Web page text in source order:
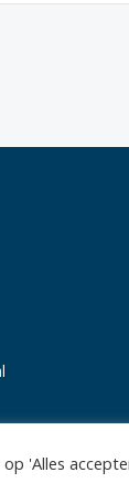
2026 Alle
'Alles